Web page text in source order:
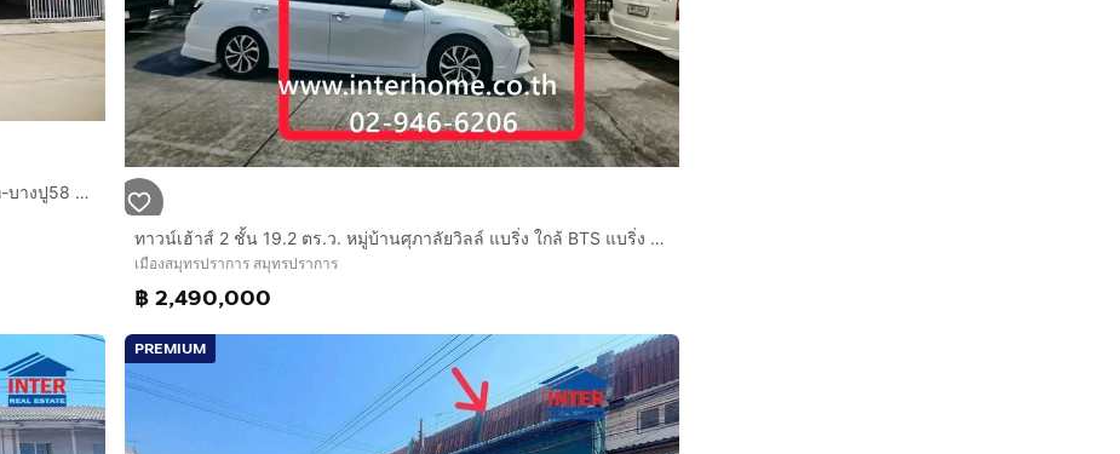
ทาวน์เฮ้าส์ 2 ชั้น 18.9 ตร.ว. หมู่บ้านสิวารมณ์วิลเลจ สุขุมวิท-บางปู58 ใกล้เทศบาลบางปู ซอยเทศบาลบางปู58 ถนนสุขุมวิทสายเก่า ถนนศรีนครินทร์
ทาวน์เฮ้าส์ 2 ชั้น 19.2 ตร.ว. หมู่บ้านศุภาลัยวิลล์ แบริ่ง ใกล้ BTS แบริ่ง ถนนศรีนครินทร์ ถนนสุขุมวิท เมืองสมุทรปราการ สมุทรปราการ
เมืองสมุทรปราการ สมุทรปราการ
฿ 2,490,000
PREMIUM